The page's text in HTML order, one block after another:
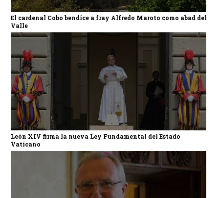
El cardenal Cobo bendice a fray Alfredo Maroto como abad del
Valle
León XIV firma la nueva Ley Fundamental del Estado
Vaticano